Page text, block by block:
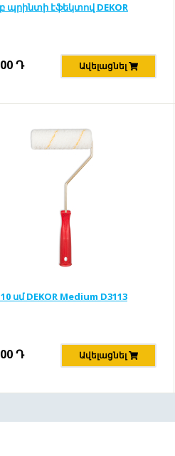
էֆեկտով DEKOR
Դ Ավելացնել
սմ DEKOR Medium D3113
Դ Ավելացնել